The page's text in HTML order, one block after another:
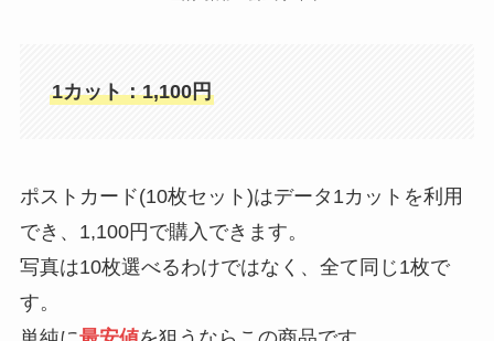
1カット：1,100円
ポストカード(10枚セット)はデータ1カットを利用
でき、1,100円で購入できます。
写真は10枚選べるわけではなく、全て同じ1枚で
す。